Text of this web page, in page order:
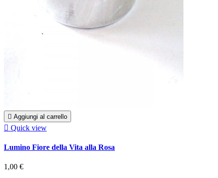
 Aggiungi al carrello
 Quick view
Lumino Fiore della Vita alla Rosa
1,00 €